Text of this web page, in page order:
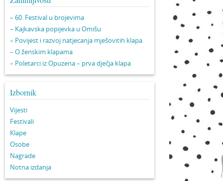
– 60. Festival u brojevima
– Kajkavska popijevka u Omišu
– Povijest i razvoj natjecanja mješovitih klapa
– O ženskim klapama
– Poletarci iz Opuzena – prva dječja klapa
Izbornik
Vijesti
Festivali
Klape
Osobe
Nagrade
Notna izdanja